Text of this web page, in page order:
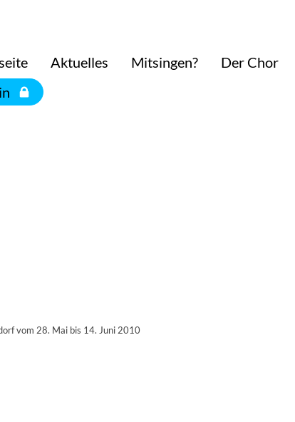
Aktuelles Mitsingen? Der Chor
vom 28. Mai bis 14. Juni 2010